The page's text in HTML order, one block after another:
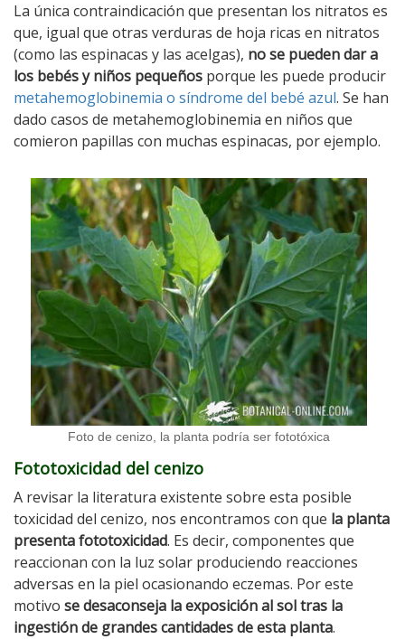
La única contraindicación que presentan los nitratos es
que, igual que otras verduras de hoja ricas en nitratos
(como las espinacas y las acelgas), no se pueden dar a
los bebés y niños pequeños porque les puede producir
metahemoglobinemia o síndrome del bebé azul. Se han
dado casos de metahemoglobinemia en niños que
comieron papillas con muchas espinacas, por ejemplo.
Foto de cenizo, la planta podría ser fototóxica
Fototoxicidad del cenizo
A revisar la literatura existente sobre esta posible
toxicidad del cenizo, nos encontramos con que la planta
presenta fototoxicidad. Es decir, componentes que
reaccionan con la luz solar produciendo reacciones
adversas en la piel ocasionando eczemas. Por este
motivo se desaconseja la exposición al sol tras la
ingestión de grandes cantidades de esta planta.